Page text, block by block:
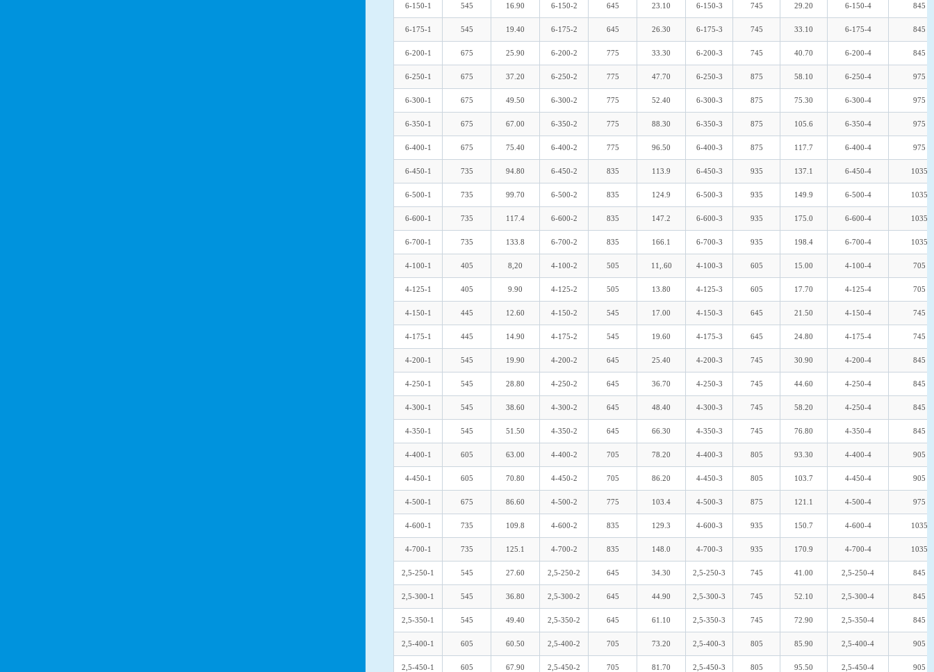
6-150-1 545 16.90 6-150-2 645 23.10 6-150-3 745 29.20 6-150-4 845
6-175-1 545 19.40 6-175-2 645 26.30 6-175-3 745 33.10 6-175-4 845
6-200-1 675 25.90 6-200-2 775 33.30 6-200-3 745 40.70 6-200-4 845
6-250-1 675 37.20 6-250-2 775 47.70 6-250-3 875 58.10 6-250-4 975
6-300-1 675 49.50 6-300-2 775 52.40 6-300-3 875 75.30 6-300-4 975
6-350-1 675 67.00 6-350-2 775 88.30 6-350-3 875 105.6 6-350-4 975
6-400-1 675 75.40 6-400-2 775 96.50 6-400-3 875 117.7 6-400-4 975
6-450-1 735 94.80 6-450-2 835 113.9 6-450-3 935 137.1 6-450-4 1035
6-500-1 735 99.70 6-500-2 835 124.9 6-500-3 935 149.9 6-500-4 1035
6-600-1 735 117.4 6-600-2 835 147.2 6-600-3 935 175.0 6-600-4 1035
6-700-1 735 133.8 6-700-2 835 166.1 6-700-3 935 198.4 6-700-4 1035
4-100-1 405 8,20 4-100-2 505 11,.60 4-100-3 605 15.00 4-100-4 705
4-125-1 405 9.90 4-125-2 505 13.80 4-125-3 605 17.70 4-125-4 705
4-150-1 445 12.60 4-150-2 545 17.00 4-150-3 645 21.50 4-150-4 745
4-175-1 445 14.90 4-175-2 545 19.60 4-175-3 645 24.80 4-175-4 745
4-200-1 545 19.90 4-200-2 645 25.40 4-200-3 745 30.90 4-200-4 845
4-250-1 545 28.80 4-250-2 645 36.70 4-250-3 745 44.60 4-250-4 845
4-300-1 545 38.60 4-300-2 645 48.40 4-300-3 745 58.20 4-250-4 845
4-350-1 545 51.50 4-350-2 645 66.30 4-350-3 745 76.80 4-350-4 845
4-400-1 605 63.00 4-400-2 705 78.20 4-400-3 805 93.30 4-400-4 905
4-450-1 605 70.80 4-450-2 705 86.20 4-450-3 805 103.7 4-450-4 905
4-500-1 675 86.60 4-500-2 775 103.4 4-500-3 875 121.1 4-500-4 975
4-600-1 735 109.8 4-600-2 835 129.3 4-600-3 935 150.7 4-600-4 1035
4-700-1 735 125.1 4-700-2 835 148.0 4-700-3 935 170.9 4-700-4 1035
2,5-250-1 545 27.60 2,5-250-2 645 34.30 2,5-250-3 745 41.00 2,5-250-4 845
2,5-300-1 545 36.80 2,5-300-2 645 44.90 2,5-300-3 745 52.10 2,5-300-4 845
2,5-350-1 545 49.40 2,5-350-2 645 61.10 2,5-350-3 745 72.90 2,5-350-4 845
2,5-400-1 605 60.50 2,5-400-2 705 73.20 2,5-400-3 805 85.90 2,5-400-4 905
2,5-450-1 605 67.90 2,5-450-2 705 81.70 2,5-450-3 805 95.50 2,5-450-4 905